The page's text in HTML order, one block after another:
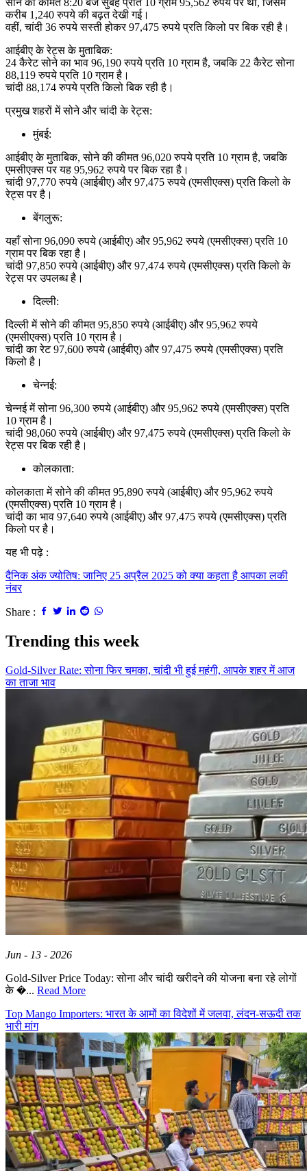
सोने की कीमत 8:20 बजे सुबह प्रति 10 ग्राम 95,562 रुपये पर थी, जिसमें
करीब 1,240 रुपये की बढ़त देखी गई।
वहीं, चांदी 36 रुपये सस्ती होकर 97,475 रुपये प्रति किलो पर बिक रही है।
आईबीए के रेट्स के मुताबिक:
24 कैरेट सोने का भाव 96,190 रुपये प्रति 10 ग्राम है, जबकि 22 कैरेट सोना
88,119 रुपये प्रति 10 ग्राम है।
चांदी 88,174 रुपये प्रति किलो बिक रही है।
प्रमुख शहरों में सोने और चांदी के रेट्स:
मुंबई:
आईबीए के मुताबिक, सोने की कीमत 96,020 रुपये प्रति 10 ग्राम है, जबकि
एमसीएक्स पर यह 95,962 रुपये पर बिक रहा है।
चांदी 97,770 रुपये (आईबीए) और 97,475 रुपये (एमसीएक्स) प्रति किलो के
रेट्स पर है।
बेंगलुरू:
यहाँ सोना 96,090 रुपये (आईबीए) और 95,962 रुपये (एमसीएक्स) प्रति 10
ग्राम पर बिक रहा है।
चांदी 97,850 रुपये (आईबीए) और 97,474 रुपये (एमसीएक्स) प्रति किलो के
रेट्स पर उपलब्ध है।
दिल्ली:
दिल्ली में सोने की कीमत 95,850 रुपये (आईबीए) और 95,962 रुपये
(एमसीएक्स) प्रति 10 ग्राम है।
चांदी का रेट 97,600 रुपये (आईबीए) और 97,475 रुपये (एमसीएक्स) प्रति
किलो है।
चेन्नई:
चेन्नई में सोना 96,300 रुपये (आईबीए) और 95,962 रुपये (एमसीएक्स) प्रति
10 ग्राम है।
चांदी 98,060 रुपये (आईबीए) और 97,475 रुपये (एमसीएक्स) प्रति किलो के
रेट्स पर बिक रही है।
कोलकाता:
कोलकाता में सोने की कीमत 95,890 रुपये (आईबीए) और 95,962 रुपये
(एमसीएक्स) प्रति 10 ग्राम है।
चांदी का भाव 97,640 रुपये (आईबीए) और 97,475 रुपये (एमसीएक्स) प्रति
किलो पर है।
यह भी पढ़े :
दैनिक अंक ज्योतिष: जानिए 25 अप्रैल 2025 को क्या कहता है आपका लकी
नंबर
Share :
Trending this week
Gold-Silver Rate: सोना फिर चमका, चांदी भी हुई महंगी, आपके शहर में आज
का ताजा भाव
Jun - 13 - 2026
Gold-Silver Price Today: सोना और चांदी खरीदने की योजना बना रहे लोगों
के �... Read More
Top Mango Importers: भारत के आमों का विदेशों में जलवा, लंदन-सऊदी तक
भारी मांग